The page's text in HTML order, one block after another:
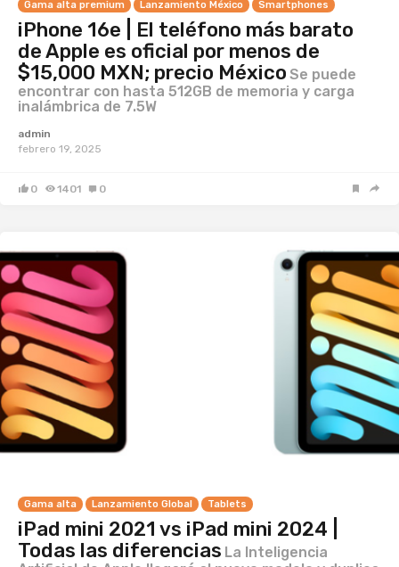
Gama alta premium Lanzamiento México Smartphones
iPhone 16e | El teléfono más barato
de Apple es oficial por menos de
$15,000 MXN; precio México Se puede
encontrar con hasta 512GB de memoria y carga
inalámbrica de 7.5W
admin
febrero 19, 2025
0 1401 0
Gama alta Lanzamiento Global Tablets
iPad mini 2021 vs iPad mini 2024 |
Todas las diferencias La Inteligencia